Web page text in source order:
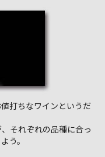
打ちなワインというだ
それぞれの品種に合っ
う。